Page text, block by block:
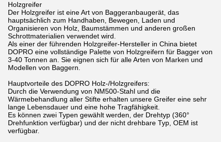
Holzgreifer
Der Holzgreifer ist eine Art von Baggeranbaugerät, das
hauptsächlich zum Handhaben, Bewegen, Laden und
Organisieren von Holz, Baumstämmen und anderen großen
Schrottmaterialien verwendet wird.
Als einer der führenden Holzgreifer-Hersteller in China bietet
DOPRO eine vollständige Palette von Holzgreifern für Bagger von
3-40 Tonnen an. Sie eignen sich für alle Arten von Marken und
Modellen von Baggern.
Hauptvorteile des DOPRO Holz-/Holzgreifers:
Durch die Verwendung von NM500-Stahl und die
Wärmebehandlung aller Stifte erhalten unsere Greifer eine sehr
lange Lebensdauer und eine hohe Tragfähigkeit.
Es können zwei Typen gewählt werden, der Drehtyp (360°
Drehfunktion verfügbar) und der nicht drehbare Typ, OEM ist
verfügbar.